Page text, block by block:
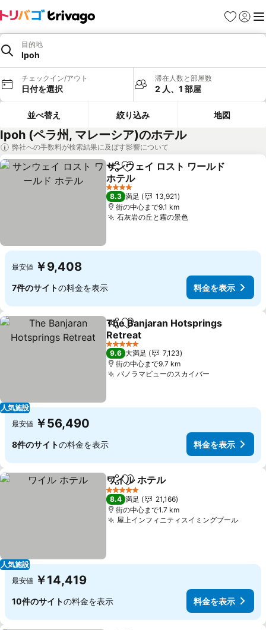
お気に入り
ログイ
メ
目的地
Ipoh
チェックイン/アウト
日付を選択
滞在人数と部屋数
2 人、1 部屋
並べ替え 絞り込み 地図
Ipoh (ペラ州, マレーシア)のホテル
弊社への手数料が検索結果に及ぼす影響について
シェアお気に入りに追加
サンウェイ ロスト ワールド
ホテル
料金を表示
4 ホテルのランク
8.3 満足
13,921
街の中心まで9.1 km
石灰岩の丘と霧の景色料金を表示
最安値 ￥9,408
7件のサイトの料金を表示 料金を表示
人気施設
シェアお気に入りに追加
The Banjaran Hotsprings
Retreat
料金を表示
5 ホテルのランク
9.6 大満足
7,123
街の中心まで9.7 km
パノラマビューのスカイバー
最安値 ￥56,490
8件のサイトの料金を表示 料金を表示
人気施設
シェアお気に入りに追加
ワイル ホテル
5 ホテルのランク
8.4 満足
21,166
街の中心まで1.7 km
屋上インフィニティスイミングプール料金
最安値 ￥14,419
10件のサイトの料金を表示 料金を表示